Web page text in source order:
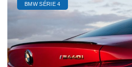
BMW SÉRIE 4